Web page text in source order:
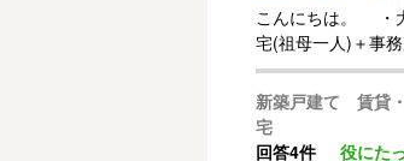
こんにちは。 ・
宅(祖母一人)＋事
新築戸建て 賃貸
宅
回答4件 役にた